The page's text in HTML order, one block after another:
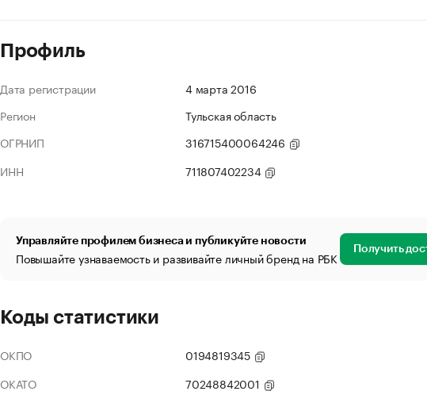
Профиль
Дата регистрации
4 марта 2016
Регион
Тульская область
ОГРНИП
316715400064246
ИНН
711807402234
Управляйте профилем бизнеса и публикуйте новости
Повышайте узнаваемость и развивайте личный бренд на РБК Получить
Коды статистики
ОКПО
0194819345
ОКАТО
70248842001